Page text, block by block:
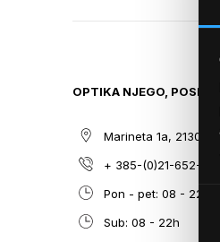
THE
THE
GALLERY
OPTIKA NJEGO,
Marineta 1a, 21300
+ 385-(0)21-652-102
Pon - pet: 08 - 22h,
Sub: 08 - 22h